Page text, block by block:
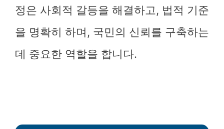
정은 사회적 갈등을 해결하고, 법적 기준
을 명확히 하며, 국민의 신뢰를 구축하는
데 중요한 역할을 합니다.